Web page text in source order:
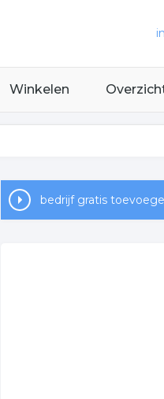
Winkelen
bedrijf gratis